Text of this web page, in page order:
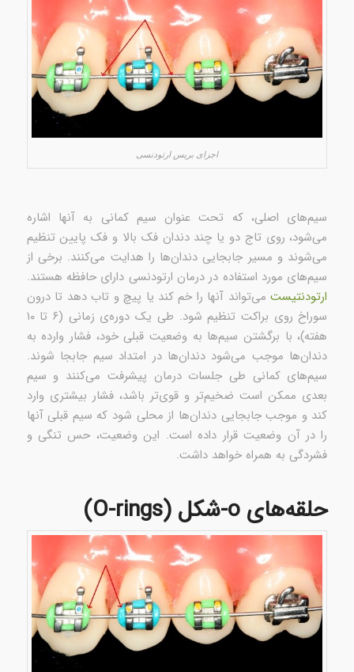
اجزای بریس‌ ارتودنسی
سیم‌های اصلی، که تحت عنوان سیم کمانی به آنها اشاره
می‌شود، روی تاج دو یا چند دندان فک بالا و فک پایین تنظیم
می‌شوند و مسیر جابجایی دندان‌ها را هدایت می‌کنند. برخی از
سیم‌های مورد استفاده در درمان ارتودنسی دارای حافظه هستند.
ارتودنتیستمی‌تواند آنها را خم کند یا پیچ و تاب دهد تا درون
سوراخ روی براکت تنظیم شود. طی یک دوره‌ی زمانی (۶ تا ۱۰
هفته)، با برگشتن سیم‌ها به وضعیت قبلی خود، فشار وارده به
دندان‌ها موجب می‌شود دندان‌ها در امتداد سیم جابجا شوند.
سیم‌های کمانی طی جلسات درمان پیشرفت می‌کنند و سیم
بعدی ممکن است ضخیم‌تر و قوی‌تر باشد، فشار بیشتری وارد
کند و موجب جابجایی دندان‌ها از محلی شود که سیم قبلی آنها
را در آن وضعیت قرار داده است. این وضعیت، حس تنگی و
فشردگی به همراه خواهد داشت.
حلقه‌های o-شکل (O-rings)